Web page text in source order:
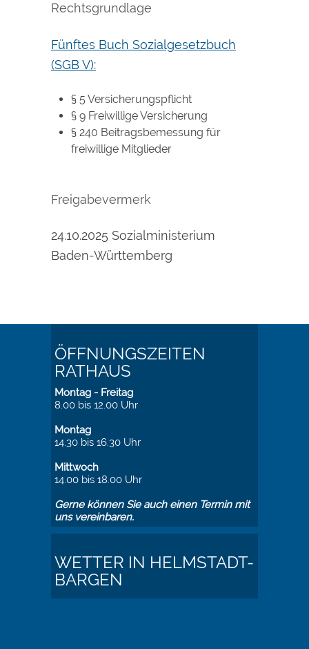
Rechtsgrundlage
Fünftes Buch Sozialgesetzbuch
(SGB V):
§ 5 Versicherungspflicht
§ 9 Freiwillige Versicherung
§ 240 Beitragsbemessung für
freiwillige Mitglieder
Freigabevermerk
24.10.2025 Sozialministerium
Baden-Württemberg
ÖFFNUNGSZEITEN
RATHAUS
Montag - Freitag
8.00 bis 12.00 Uhr
Montag
14.30 bis 16.30 Uhr
Mittwoch
14.00 bis 18.00 Uhr
Gerne können Sie auch einen Termin mit
uns vereinbaren.
WETTER IN HELMSTADT-
BARGEN